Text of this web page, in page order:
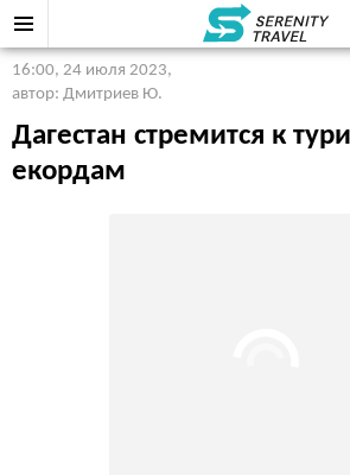
16:00, 24 июля 2023,
автор: Дмитриев Ю.
Дагестан стремится к
екордам